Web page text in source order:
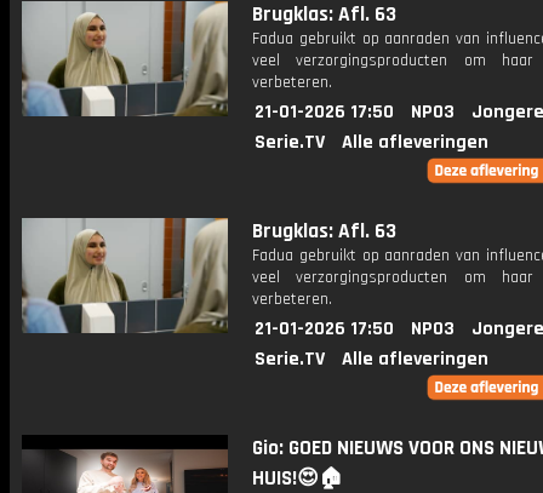
Brugklas: Afl. 63
Fadua gebruikt op aanraden van
veel verzorgingsproducten om
verbeteren.
21-01-2026 17:50 NPO3
Serie.TV
Alle afleveringen
Brugklas: Afl. 63
Fadua gebruikt op aanraden van
veel verzorgingsproducten om
verbeteren.
21-01-2026 17:50 NPO3
Serie.TV
Alle afleveringen
Gio: GOED NIEUWS VOOR ONS
HUIS!😍🏠